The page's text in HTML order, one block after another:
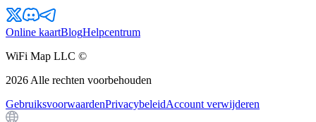
Online kaartBlogHelpcentrum
WiFi Map LLC ©
2026 Alle rechten voorbehouden
GebruiksvoorwaardenPrivacybeleidAccount verwijderen